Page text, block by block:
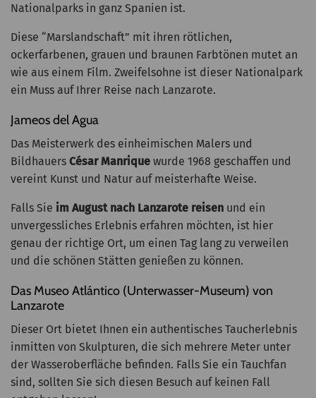
Nationalparks in ganz Spanien ist.
Diese “Marslandschaft” mit ihren rötlichen,
ockerfarbenen, grauen und braunen Farbtönen mutet an
wie aus einem Film. Zweifelsohne ist dieser Nationalpark
ein Muss auf Ihrer Reise nach Lanzarote.
Jameos del Agua
Das Meisterwerk des einheimischen Malers und
Bildhauers César Manrique wurde 1968 geschaffen und
vereint Kunst und Natur auf meisterhafte Weise.
Falls Sie im August nach Lanzarote reisen und ein
unvergessliches Erlebnis erfahren möchten, ist hier
genau der richtige Ort, um einen Tag lang zu verweilen
und die schönen Stätten genießen zu können.
Das Museo Atlántico (Unterwasser-Museum) von
Lanzarote
Dieser Ort bietet Ihnen ein authentisches Taucherlebnis
inmitten von Skulpturen, die sich mehrere Meter unter
der Wasseroberfläche befinden. Falls Sie ein Tauchfan
sind, sollten Sie sich diesen Besuch auf keinen Fall